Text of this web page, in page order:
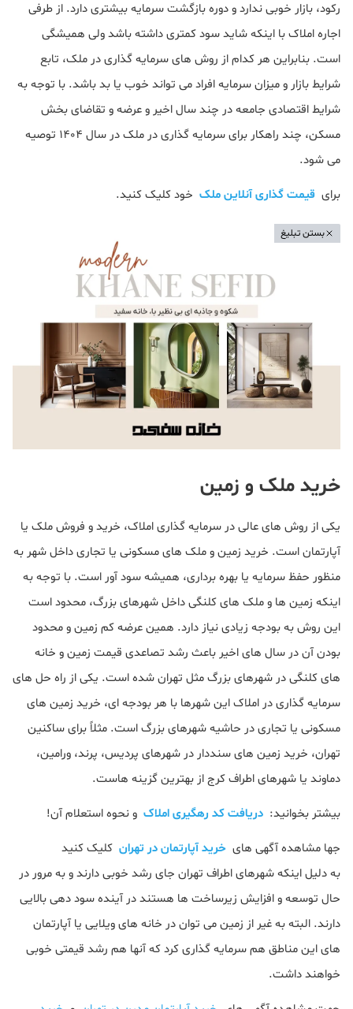
رکود، بازار خوبی ندارد و دوره بازگشت سرمایه بیشتری دارد. از طرفی
اجاره املاک با اینکه شاید سود کمتری داشته باشد ولی همیشگی
است. بنابراین هر کدام از روش های سرمایه گذاری در ملک، تابع
شرایط بازار و میزان سرمایه افراد می تواند خوب یا بد باشد. با توجه به
شرایط اقتصادی جامعه در چند سال اخیر و عرضه و تقاضای بخش
مسکن، چند راهکار برای سرمایه گذاری در ملک در سال 1404 توصیه
می شود.
برای قیمت گذاری آنلاین ملک خود کلیک کنید.
بستن تبلیغ
خرید ملک و زمین
یکی از روش های عالی در سرمایه گذاری املاک، خرید و فروش ملک یا
آپارتمان است. خرید زمین و ملک های مسکونی یا تجاری داخل شهر به
منظور حفظ سرمایه یا بهره برداری، همیشه سود آور است. با توجه به
اینکه زمین ها و ملک های کلنگی داخل شهرهای بزرگ، محدود است
این روش به بودجه زیادی نیاز دارد. همین عرضه کم زمین و محدود
بودن آن در سال های اخیر باعث رشد تصاعدی قیمت زمین و خانه
های کلنگی در شهرهای بزرگ مثل تهران شده است. یکی از راه حل های
سرمایه گذاری در املاک این شهرها با هر بودجه ای، خرید زمین های
مسکونی یا تجاری در حاشیه شهرهای بزرگ است. مثلاً برای ساکنین
تهران، خرید زمین های سنددار در شهرهای پردیس، پرند، ورامین،
دماوند یا شهرهای اطراف کرج از بهترین گزینه هاست.
بیشتر بخوانید: دریافت کد رهگیری املاک و نحوه استعلام آن!
جها مشاهده آگهی های خرید آپارتمان در تهران کلیک کنید
به دلیل اینکه شهرهای اطراف تهران جای رشد خوبی دارند و به مرور در
حال توسعه و افزایش زیرساخت ها هستند در آینده سود دهی بالایی
دارند. البته به غیر از زمین می توان در خانه های ویلایی یا آپارتمان
های این مناطق هم سرمایه گذاری کرد که آنها هم رشد قیمتی خوبی
خواهند داشت.